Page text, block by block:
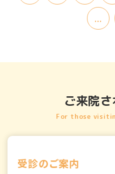
...
ご来院
For those
受診のご案内